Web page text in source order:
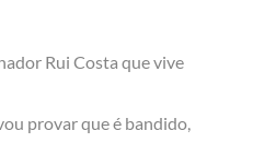
Rui Costa que vive
provar que é bandido,